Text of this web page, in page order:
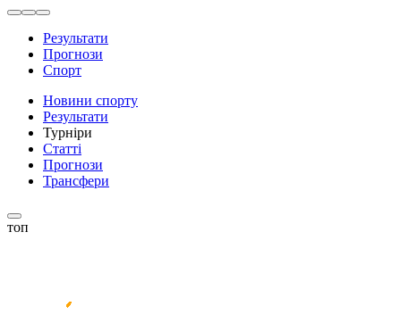
Результати
Прогнози
Спорт
Новини спорту
Результати
Турніри
Статті
Прогнози
Трансфери
топ